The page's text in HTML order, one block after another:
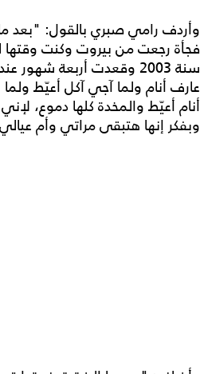
وأردف رامي صبري بالقول: "بعد
فجأة رجعت من بيروت وكنت
سنة 2003 وقعدت أربعة
عارف أنام ولما آجي آكل أعيّط
أنام أعيّط والمخدة كلها دموع،
وبفكر إنها هتبقى مراتي وأم